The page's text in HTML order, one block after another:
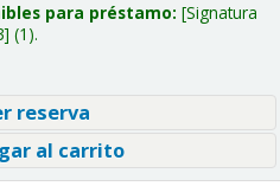
para préstamo: Signatura
(1).
reserva
al carrito